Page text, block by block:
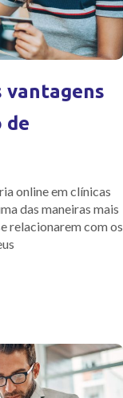
vantagens
de
online em clínicas
das maneiras mais
relacionarem com os